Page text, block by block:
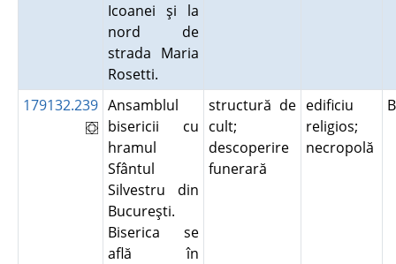
Icoanei şi la
nord de
strada Maria
Rosetti.
179132.239 Ansamblul
bisericii cu
hramul
Sfântul
Silvestru din
Bucureşti.
Biserica se
află în
structură de
cult;
descoperire
funerară
edificiu
religios;
necropolă